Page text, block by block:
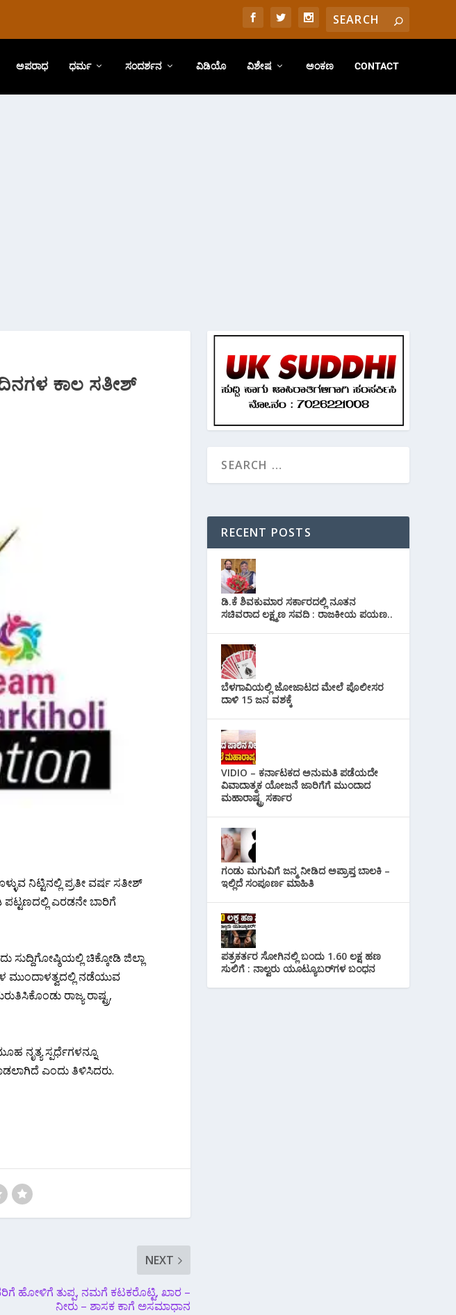
ಅಪರಾಧ ಧರ್ಮ ಸಂದರ್ಶನ ವಿಡಿಯೊ ವಿಶೇಷ ಅಂಕಣ CONTACT
ಕಾಲ ಸತೀಶ್
ನಿಟ್ಟಿನಲ್ಲಿ ಪ್ರತೀ ವರ್ಷ ಸತೀಶ್‌
ಎರಡನೇ ಬಾರಿಗೆ
ಸುದ್ದಿಗೋಷ್ಠಿಯಲ್ಲಿ ಚಿಕ್ಕೋಡಿ ಜಿಲ್ಲಾ
ಮುಂದಾಳತ್ವದಲ್ಲಿ ನಡೆಯುವ
ರಾಜ್ಯ ರಾಷ್ಟ್ರ,
ನೃತ್ಯ ಸ್ಪರ್ಧೆಗಳನ್ನೂ
ಎಂದು ತಿಳಿಸಿದರು.
NEXT
ಹೋಳಿಗೆ ತುಪ್ಪ, ನಮಗೆ ಕಟಕರೊಟ್ಟಿ, ಖಾರ –
ನೀರು – ಶಾಸಕ ಕಾಗೆ ಅಸಮಾಧಾನ
RECENT POSTS
ಡಿ.ಕೆ ಶಿವಕುಮಾರ ಸರ್ಕಾರದಲ್ಲಿ ನೂತನ
ಸಚಿವರಾದ ಲಕ್ಷ್ಮಣ ಸವದಿ : ರಾಜಕೀಯ ಪಯಣ..
ಬೆಳಗಾವಿಯಲ್ಲಿ ಜೋಜಾಟದ ಮೇಲೆ ಪೊಲೀಸರ
ದಾಳಿ 15 ಜನ ವಶಕ್ಕೆ
VIDIO – ಕರ್ನಾಟಕದ ಅನುಮತಿ ಪಡೆಯದೇ
ವಿವಾದಾತ್ಮಕ ಯೋಜನೆ ಜಾರಿಗೆಗೆ ಮುಂದಾದ
ಮಹಾರಾಷ್ಟ್ರ ಸರ್ಕಾರ
ಗಂಡು ಮಗುವಿಗೆ ಜನ್ಮ ನೀಡಿದ ಅಪ್ರಾಪ್ತ ಬಾಲಕಿ –
ಇಲ್ಲಿದೆ ಸಂಪೂರ್ಣ ಮಾಹಿತಿ
ಪತ್ರಕರ್ತರ ಸೋಗಿನಲ್ಲಿ ಬಂದು 1.60 ಲಕ್ಷ ಹಣ
ಸುಲಿಗೆ : ನಾಲ್ವರು ಯೂಟ್ಯೂಬರ್‌ಗಳ ಬಂಧನ